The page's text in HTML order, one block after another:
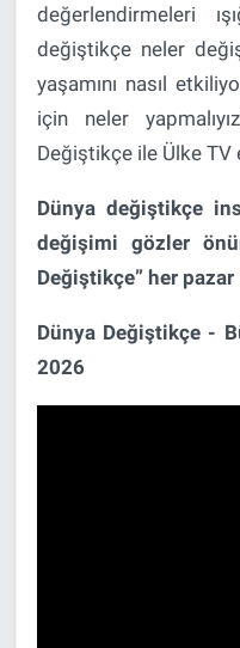
değerlendirmeleri
değiştikçe neler
yaşamını nasıl
için neler
Değiştikçe ile Ülke TV
Dünya değiştikçe
değişimi gözler
Değiştikçe” her pazar
Dünya Değiştikçe -
2026